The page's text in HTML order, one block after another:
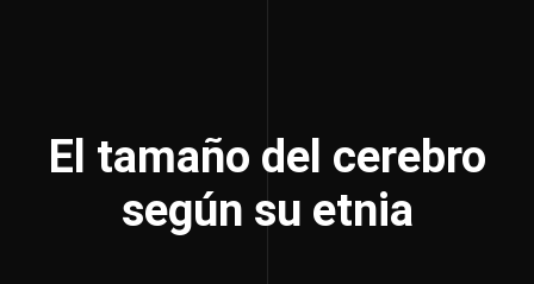
El tamaño del cerebro
según su etnia